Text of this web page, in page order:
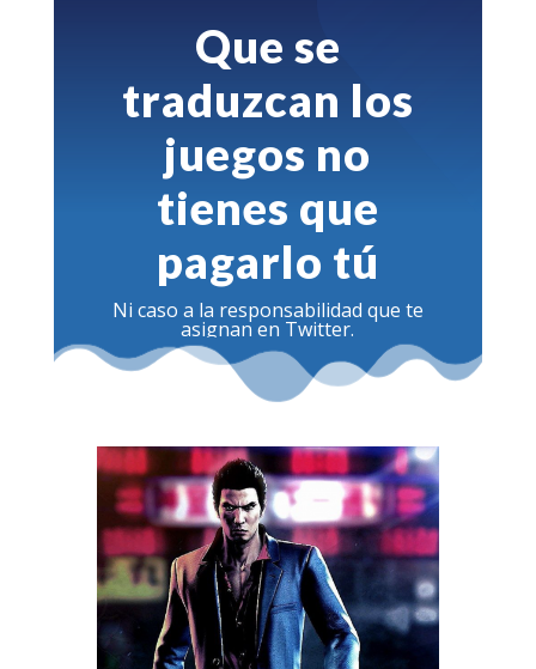
Que se
traduzcan los
juegos no
tienes que
pagarlo tú
Ni caso a la responsabilidad que te
asignan en Twitter.